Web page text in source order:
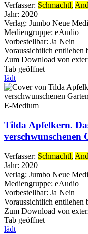
Verfasser: Schmachtl,
Jahr: 2020
Verlag: Jumbo Neue
Mediengruppe: eAudio
Vorbestellbar: Ja Nein
Voraussichtlich entliehen
Zum Download von
Tab geöffnet
lädt
E-Medium
Tilda Apfelkern.
verschwunschenen
Verfasser: Schmachtl,
Jahr: 2020
Verlag: Jumbo Neue
Mediengruppe: eAudio
Vorbestellbar: Ja Nein
Voraussichtlich entliehen
Zum Download von
Tab geöffnet
lädt